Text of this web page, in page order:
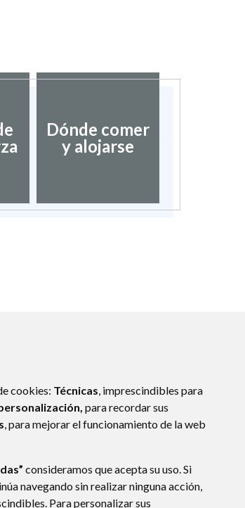
cookies: Técnicas, imprescindibles para
para recordar sus
, para mejorar el funcionamiento de la web
consideramos que acepta su uso. Si
navegando sin realizar ninguna acción,
Para personalizar sus
Dónde comer
y alojarse